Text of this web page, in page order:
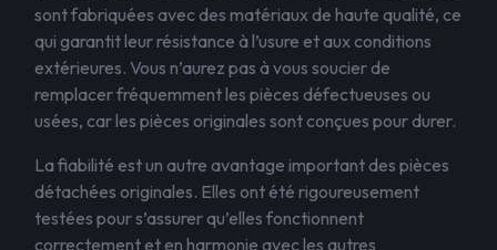
sont fabriquées avec des matériaux de haute qualité, ce
qui garantit leur résistance à l’usure et aux conditions
extérieures. Vous n’aurez pas à vous soucier de
remplacer fréquemment les pièces défectueuses ou
usées, car les pièces originales sont conçues pour durer.
La fiabilité est un autre avantage important des pièces
détachées originales. Elles ont été rigoureusement
testées pour s’assurer qu’elles fonctionnent
correctement et en harmonie avec les autres